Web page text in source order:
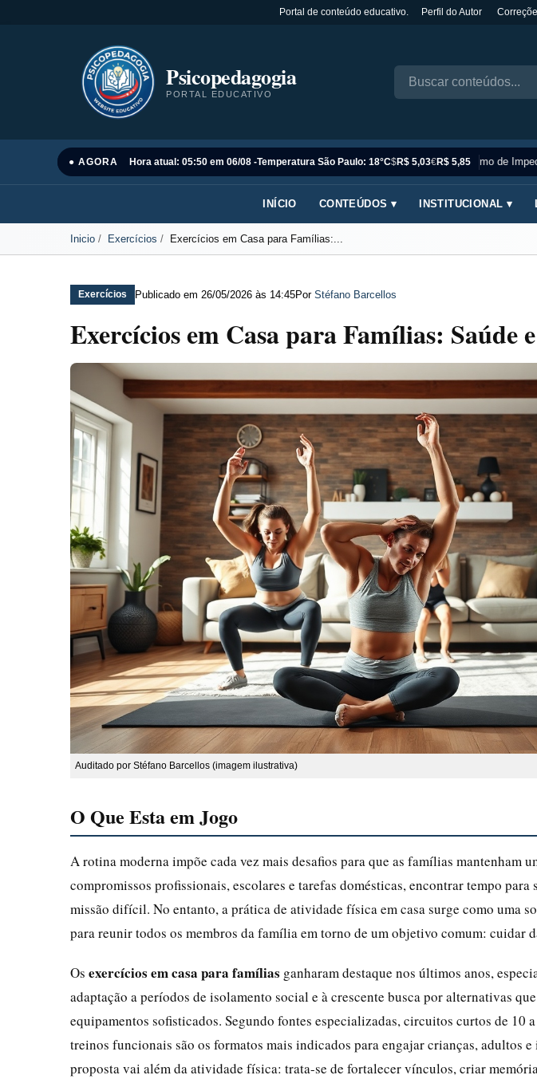
Portal de conteúdo educativo. Perfil do Autor
Psicopedagogia
PORTAL EDUCATIVO
● AGORA Hora atual: 05:50 em 06/08 -Temperatura São Paulo: 18°C$R$ 5,03€R$ 5,85
Sinônimo de
INÍCIO CONTEÚDOS ▾ INSTITUCIONAL ▾
Inicio Exercícios Exercícios em Casa para Famílias:...
Exercícios Publicado em 26/05/2026 às 14:45Por Stéfano Barcellos
Exercícios em Casa para Famílias: Saúde
Auditado por Stéfano Barcellos (imagem ilustrativa)
O Que Esta em Jogo
A rotina moderna impõe cada vez mais desafios para que as famílias mantenham
compromissos profissionais, escolares e tarefas domésticas, encontrar tempo para
missão difícil. No entanto, a prática de atividade física em casa surge como uma
para reunir todos os membros da família em torno de um objetivo comum: cuidar
Os exercícios em casa para famílias ganharam destaque nos últimos anos,
adaptação a períodos de isolamento social e à crescente busca por alternativas
equipamentos sofisticados. Segundo fontes especializadas, circuitos curtos de 10
treinos funcionais são os formatos mais indicados para engajar crianças, adultos
proposta vai além da atividade física: trata-se de fortalecer vínculos, criar